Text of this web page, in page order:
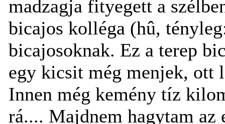
madzagja fityegett a
bicajos kolléga (hû,
bicajosoknak. Ez a terep
egy kicsit még menjek, ott
Innen még kemény tíz
rá.... Majdnem hagytam az